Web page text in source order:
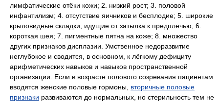
лимфатические отёки кожи; 2. низкий рост; 3. половой
инфантилизм; 4. отсутствие яичников и бесплодие; 5. широкие
крыловидные складки, идущие от затылка к предплечью; 6.
короткая шея; 7. пигментные пятна на коже; 8. множество
других признаков дисплазии. Умственное недоразвитие
неглубокое и сводится, в основном, к лёгкому дефициту
арифметических навыков и навыков пространственной
организации. Если в возрасте полового созревания пациентам
вводятся женские половые гормоны, вторичные половые
признаки развиваются до нормальных, но стерильность тем не